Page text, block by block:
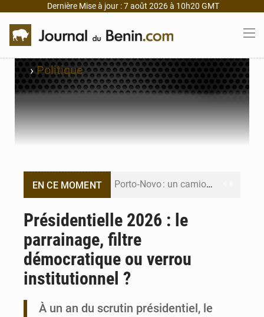
Dernière Mise à jour : 7 août 2026 à 10h20 GMT
›Politique
EN CE MOMENT Porto‑Novo : un camion de produits pétroliers embrase Avakpa
Présidentielle 2026 : le
parrainage, filtre
démocratique ou verrou
institutionnel ?
À un an du scrutin présidentiel, le